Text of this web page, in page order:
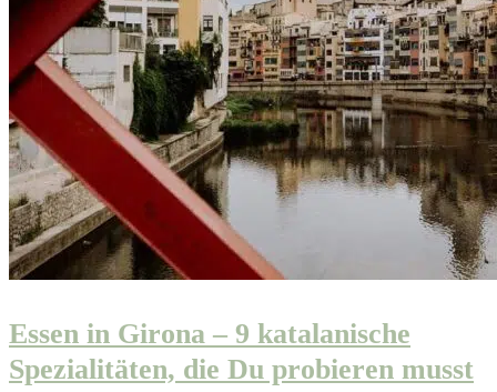
Essen in Girona – 9 katalanische
Spezialitäten, die Du probieren musst